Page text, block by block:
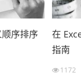
序排序
在
指南
1172